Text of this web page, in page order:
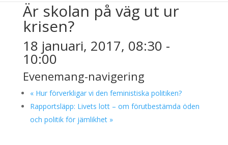
Är skolan på väg ut ur
krisen?
18 januari, 2017, 08:30 -
10:00
Evenemang-navigering
«Hur förverkligar vi den feministiska politiken?
Rapportsläpp: Livets lott – om förutbestämda öden
och politik för jämlikhet »